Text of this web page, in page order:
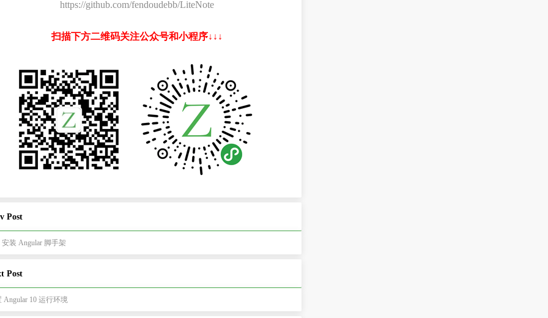
https://github.com/fendoudebb/LiteNote
扫描下方二维码关注公众号和小程序↓↓↓
Post
安装 Angular 脚手架
Post
Angular 10 运行环境